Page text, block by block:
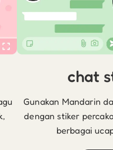
chat
Gunakan Mandarin
dengan stiker
berbagai